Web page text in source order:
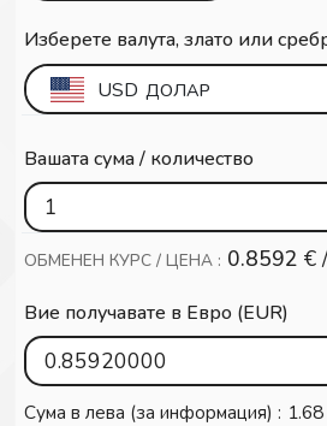
Изберете валута, злато или
USD ДОЛАР
Вашата сума / количество
ОБМЕНЕН КУРС / ЦЕНА : 0.8592 € /
Вие получавате в Евро (EUR)
Сума в лева (за информация) : 1.68